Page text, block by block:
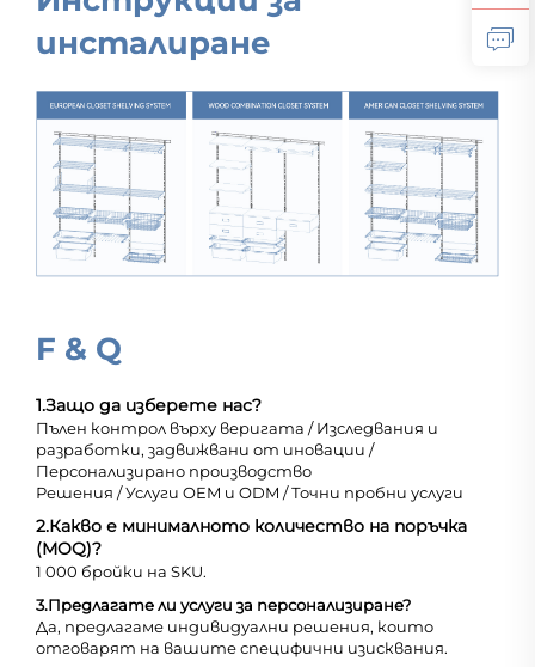
инсталиране
F & Q
1.Защо да изберете нас?
Пълен контрол върху веригата / Изследвания и
разработки, задвижвани от иновации /
Персонализирано производство
Решения / Услуги OEM и ODM / Точни пробни услуги
2.Какво е минималното количество на поръчка
(MOQ)?
1 000 бройки на SKU.
3.Предлагате ли услуги за персонализиране?
Да, предлагаме индивидуални решения, които
отговарят на вашите специфични изисквания.